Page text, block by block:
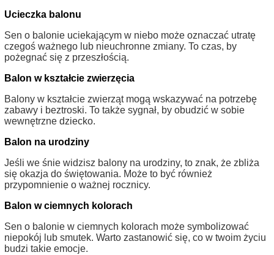
Ucieczka balonu
Sen o balonie uciekającym w niebo może oznaczać utratę
czegoś ważnego lub nieuchronne zmiany. To czas, by
pożegnać się z przeszłością.
Balon w kształcie zwierzęcia
Balony w kształcie zwierząt mogą wskazywać na potrzebę
zabawy i beztroski. To także sygnał, by obudzić w sobie
wewnętrzne dziecko.
Balon na urodziny
Jeśli we śnie widzisz balony na urodziny, to znak, że zbliża
się okazja do świętowania. Może to być również
przypomnienie o ważnej rocznicy.
Balon w ciemnych kolorach
Sen o balonie w ciemnych kolorach może symbolizować
niepokój lub smutek. Warto zastanowić się, co w twoim życiu
budzi takie emocje.